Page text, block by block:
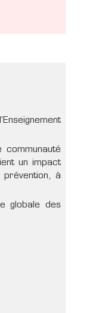
communauté
un impact
à
globale des